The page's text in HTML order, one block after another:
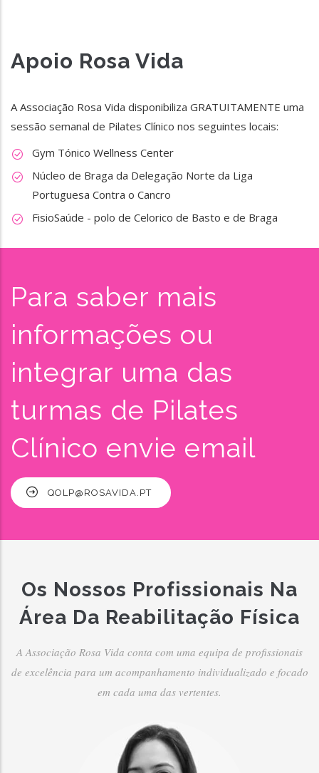
Apoio Rosa Vida
A Associação Rosa Vida disponibiliza GRATUITAMENTE uma
sessão semanal de Pilates Clínico nos seguintes locais:
Gym Tónico Wellness Center
Núcleo de Braga da Delegação Norte da Liga
Portuguesa Contra o Cancro
FisioSaúde - polo de Celorico de Basto e de Braga
Para saber mais
informações ou
integrar uma das
turmas de Pilates
Clínico envie email
QOLP@ROSAVIDA.PT
Os Nossos Profissionais Na
Área Da Reabilitação Física
A Associação Rosa Vida conta com uma equipa de profissionais
de excelência para um acompanhamento individualizado e focado
em cada uma das vertentes.